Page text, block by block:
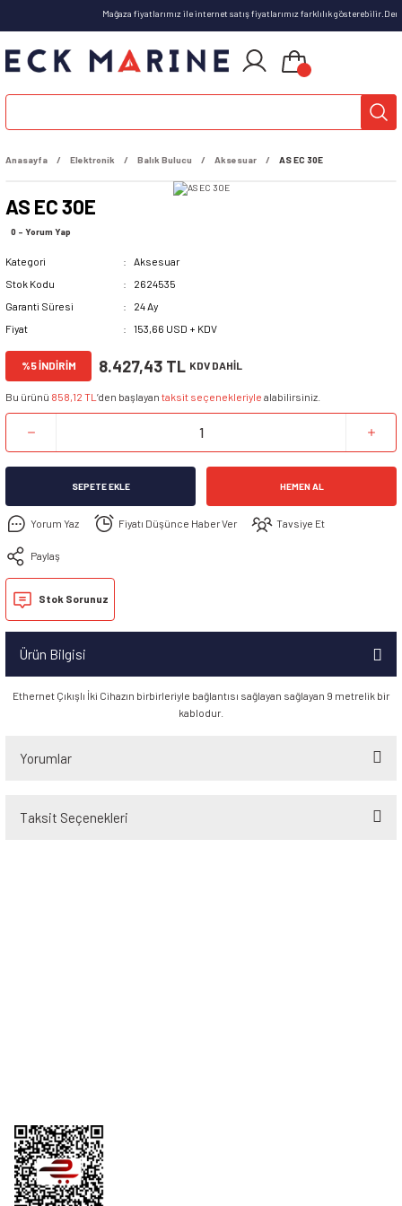
Mağaza fiyatlarımız ile internet satış fiyatlarımız farklılık
Anasayfa Elektronik Balık Bulucu Aksesuar AS EC 30E
AS EC 30E
0 - Yorum Yap
Kategori
Aksesuar
Stok Kodu
2624535
Garanti Süresi
24 Ay
Fiyat
153,66 USD + KDV
%5 İNDİRİM 8.427,43 TL KDV DAHİL
Bu ürünü 858,12 TL ’den başlayan taksit seçenekleriyle alabilirsiniz.
SEPETE EKLE HEMEN AL
Yorum Yaz Fiyatı Düşünce Haber Ver Tavsiye Et
Paylaş
Stok Sorunuz
Ürün Bilgisi
Ethernet Çıkışlı İki Cihazın birbirleriyle bağlantısı sağlayan sağlayan 9 metrelik bir
kablodur.
Yorumlar
Taksit Seçenekleri